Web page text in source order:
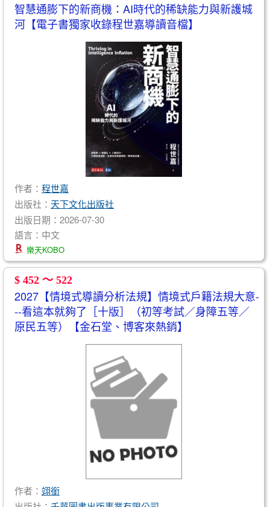
智慧通膨下的新商機：AI時代的稀缺能力與新護城
河【電子書獨家收錄程世嘉導讀音檔】
作者： 程世嘉
出版社： 天下文化出版社
出版日期：2026-07-30
語言：中文
樂天KOBO
$ 452 ～ 522
2027【情境式導讀分析法規】情境式戶籍法規大意-
--看這本就夠了［十版］（初等考試／身障五等／
原民五等）【金石堂、博客來熱銷】
作者： 翊銜